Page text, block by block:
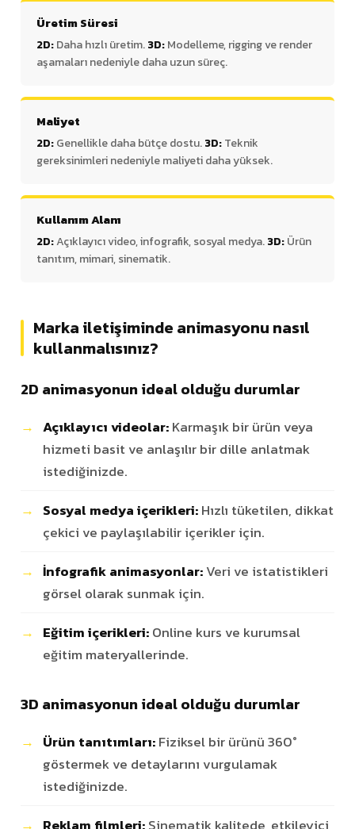
Üretim Süresi
2D:Daha hızlı üretim.3D:Modelleme, rigging ve render
aşamaları nedeniyle daha uzun süreç.
Maliyet
2D:Genellikle daha bütçe dostu.3D:Teknik
gereksinimleri nedeniyle maliyeti daha yüksek.
Kullanım Alanı
2D:Açıklayıcı video, infografik, sosyal medya.3D:Ürün
tanıtım, mimari, sinematik.
Marka iletişiminde animasyonu nasıl
kullanmalısınız?
2D animasyonun ideal olduğu durumlar
Açıklayıcı videolar:Karmaşık bir ürün veya
hizmeti basit ve anlaşılır bir dille anlatmak
istediğinizde.
Sosyal medya içerikleri:Hızlı tüketilen, dikkat
çekici ve paylaşılabilir içerikler için.
İnfografik animasyonlar:Veri ve istatistikleri
görsel olarak sunmak için.
Eğitim içerikleri:Online kurs ve kurumsal
eğitim materyallerinde.
3D animasyonun ideal olduğu durumlar
Ürün tanıtımları:Fiziksel bir ürünü 360°
göstermek ve detaylarını vurgulamak
istediğinizde.